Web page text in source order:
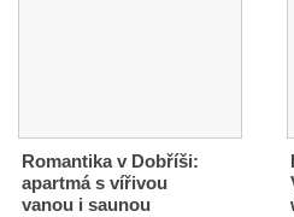
Romantika v Dobříši:
apartmá s vířivou
vanou i saunou